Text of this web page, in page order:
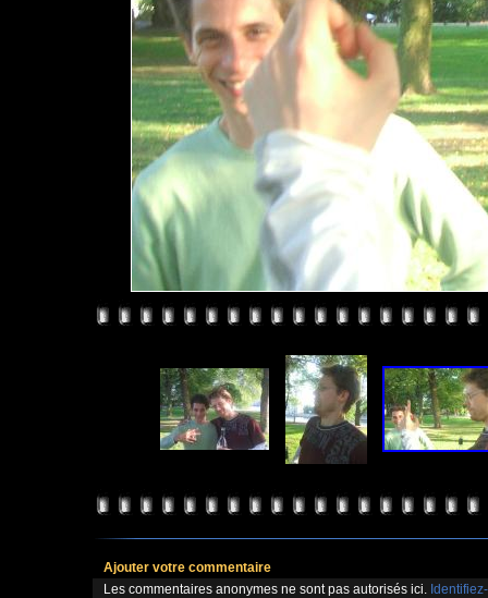
Ajouter votre commentaire
Les commentaires anonymes ne sont pas autorisés ici.